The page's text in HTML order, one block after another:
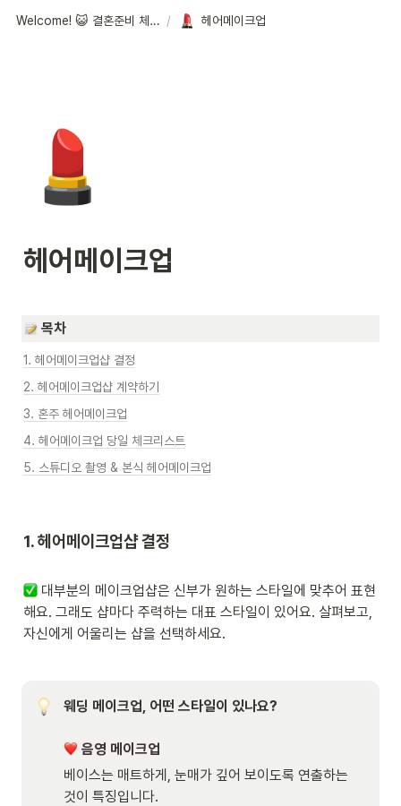
Welcome! 😺 결혼준비 체크리스트 / 헤어메이크업
💄
헤어메이크업
목차
1. 헤어메이크업샵 결정
2. 헤어메이크업샵 계약하기
3. 혼주 헤어메이크업
4. 헤어메이크업 당일 체크리스트
5. 스튜디오 촬영 & 본식 헤어메이크업
1. 헤어메이크업샵 결정
대부분의 메이크업샵은 신부가 원하는 스타일에 맞추어 표현
해요. 그래도 샵마다 주력하는 대표 스타일이 있어요. 살펴보고,
자신에게 어울리는 샵을 선택하세요.
웨딩 메이크업, 어떤 스타일이 있나요?
음영 메이크업
베이스는 매트하게, 눈매가 깊어 보이도록 연출하는
것이 특징입니다.